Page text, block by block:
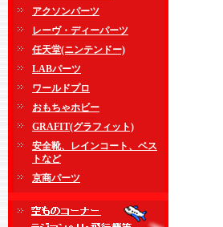
アクソンパーツ
レーヴ・ディーパーツ
任天堂(ニンテンドー)
LABパーツ
ワールドプロ
おもちゃホビー
GRAFIT(グラフィット)
安全靴、レインコート、ベス
トなど
京商パーツ